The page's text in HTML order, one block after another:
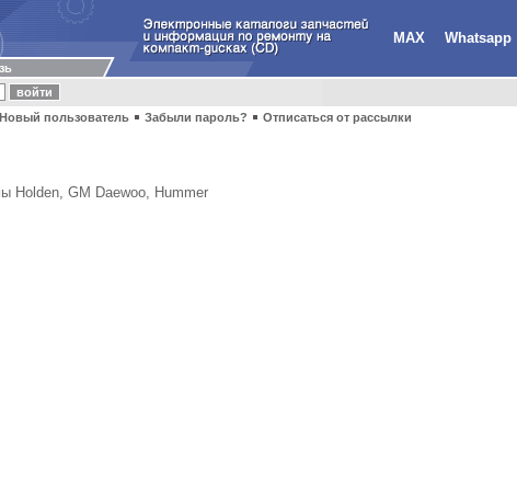
MAX Whatsapp
Новый пользователь Забыли пароль? Отписаться от рассылки
Holden, GM Daewoo, Hummer